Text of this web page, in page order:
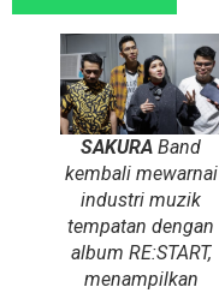
SAKURA Band
kembali mewarnai
industri muzik
tempatan dengan
album RE:START,
menampilkan